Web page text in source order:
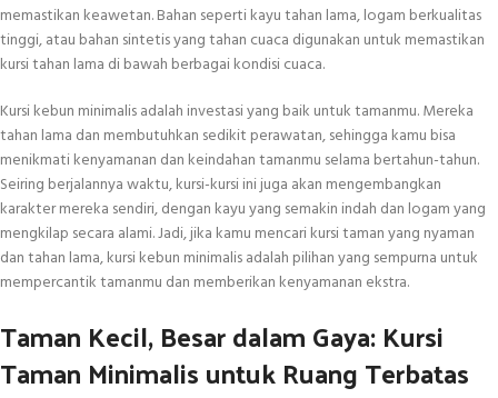
memastikan keawetan. Bahan seperti kayu tahan lama, logam berkualitas
tinggi, atau bahan sintetis yang tahan cuaca digunakan untuk memastikan
kursi tahan lama di bawah berbagai kondisi cuaca.
Kursi kebun minimalis adalah investasi yang baik untuk tamanmu. Mereka
tahan lama dan membutuhkan sedikit perawatan, sehingga kamu bisa
menikmati kenyamanan dan keindahan tamanmu selama bertahun-tahun.
Seiring berjalannya waktu, kursi-kursi ini juga akan mengembangkan
karakter mereka sendiri, dengan kayu yang semakin indah dan logam yang
mengkilap secara alami. Jadi, jika kamu mencari kursi taman yang nyaman
dan tahan lama, kursi kebun minimalis adalah pilihan yang sempurna untuk
mempercantik tamanmu dan memberikan kenyamanan ekstra.
Taman Kecil, Besar dalam Gaya: Kursi
Taman Minimalis untuk Ruang Terbatas